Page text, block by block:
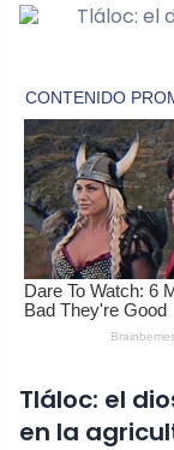
Tláloc: el
en la